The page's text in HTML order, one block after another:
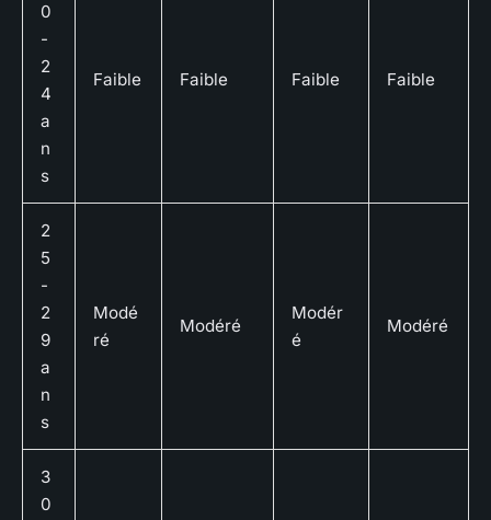
0
-
2
4
a
n
s
Faible Faible Faible Faible
2
5
-
2
9
a
n
s
Modé
ré
Modéré
Modér
é
Modéré
3
0